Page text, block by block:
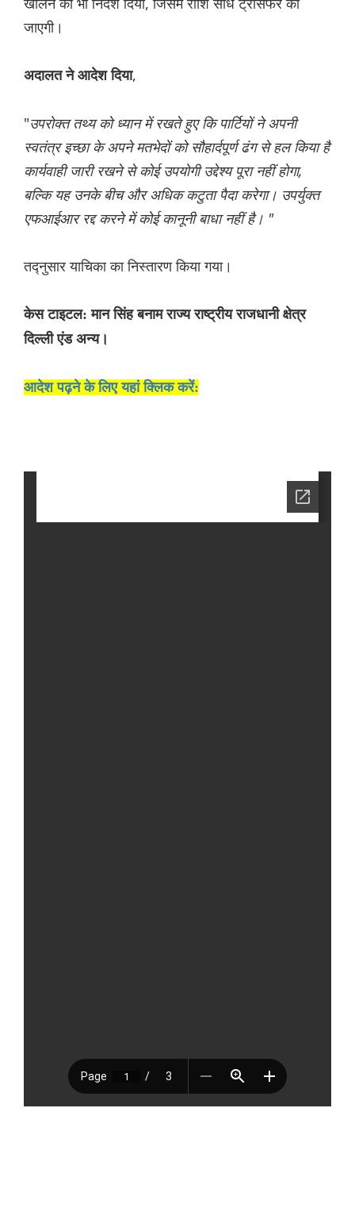
जाएगी।
अदालत ने आदेश दिया,
"उपरोक्त तथ्य को ध्यान में रखते हुए कि पार्टियों ने अपनी
स्वतंत्र इच्छा के अपने मतभेदों को सौहार्दपूर्ण ढंग से हल किया है
कार्यवाही जारी रखने से कोई उपयोगी उद्देश्य पूरा नहीं होगा,
बल्कि यह उनके बीच और अधिक कटुता पैदा करेगा। उपर्युक्त
एफआईआर रद्द करने में कोई कानूनी बाधा नहीं है। "
तद्नुसार याचिका का निस्तारण किया गया।
केस टाइटल: मान सिंह बनाम राज्य राष्ट्रीय राजधानी क्षेत्र
दिल्ली एंड अन्य।
आदेश पढ़ने के लिए यहां क्लिक करें: